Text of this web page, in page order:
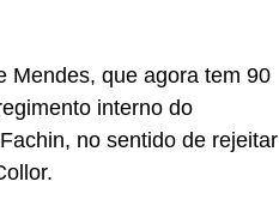
Mendes, que agora tem 90
interno do
no sentido de rejeitar